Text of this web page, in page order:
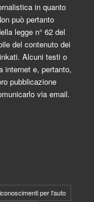
in quanto
può pertanto
legge n° 62 del
del contenuto dei
Alcuni testi o
internet e, pertanto,
pubblicazione
via email.
per l'auto